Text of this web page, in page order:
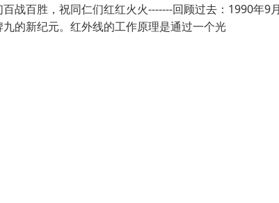
战百胜，祝同仁们红红火火-------回顾过去：1990年9
的新纪元。红外线的工作原理是通过一个光